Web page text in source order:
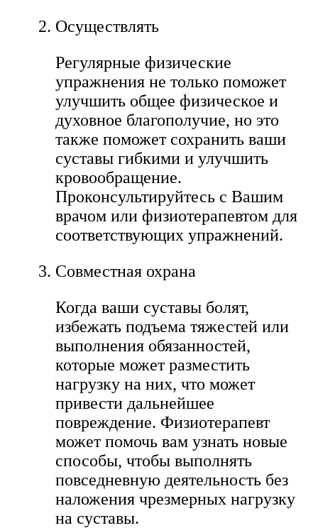
Осуществлять​
Регулярные физические
упражнения не только поможет
улучшить общее физическое и
духовное благополучие, но это
также поможет сохранить ваши
суставы гибкими и улучшить
кровообращение.
Проконсультируйтесь с Вашим
врачом или физиотерапевтом для
соответствующих упражнений.
Совместная охрана
Когда ваши суставы болят,
избежать подъема тяжестей или
выполнения обязанностей,
которые может разместить
нагрузку на них, что может
привести дальнейшее
повреждение. Физиотерапевт
может помочь вам узнать новые
способы, чтобы выполнять
повседневную деятельность без
наложения чрезмерных нагрузку
на суставы.